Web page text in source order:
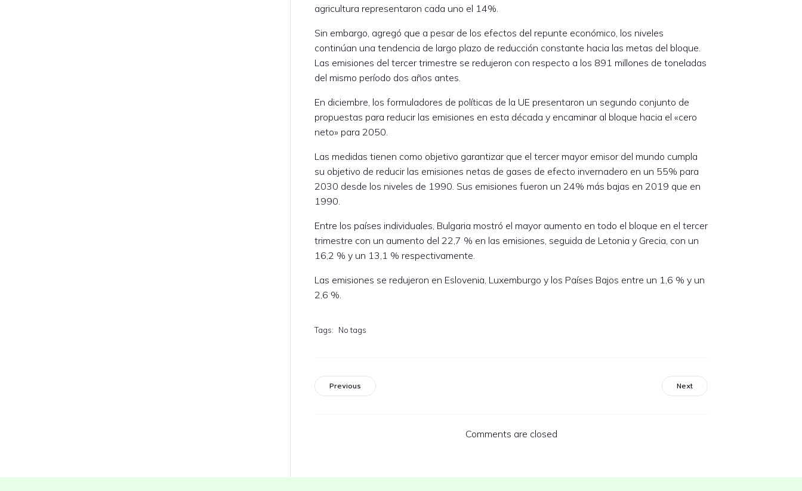
agricultura representaron cada uno el 14%.
Sin embargo, agregó que a pesar de los efectos del repunte económico, los niveles
continúan una tendencia de largo plazo de reducción constante hacia las metas del bloque.
Las emisiones del tercer trimestre se redujeron con respecto a los 891 millones de toneladas
del mismo período dos años antes.
En diciembre, los formuladores de políticas de la UE presentaron un segundo conjunto de
propuestas para reducir las emisiones en esta década y encaminar al bloque hacia el «cero
neto» para 2050.
Las medidas tienen como objetivo garantizar que el tercer mayor emisor del mundo cumpla
su objetivo de reducir las emisiones netas de gases de efecto invernadero en un 55% para
2030 desde los niveles de 1990. Sus emisiones fueron un 24% más bajas en 2019 que en
1990.
Entre los países individuales, Bulgaria mostró el mayor aumento en todo el bloque en el tercer
trimestre con un aumento del 22,7 % en las emisiones, seguida de Letonia y Grecia, con un
16,2 % y un 13,1 % respectivamente.
Las emisiones se redujeron en Eslovenia, Luxemburgo y los Países Bajos entre un 1,6 % y un
2,6 %.
Tags: No tags
Previous Next
Comments are closed